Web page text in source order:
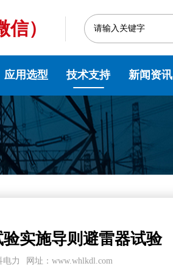
信）
应用选型 技术支持 新闻资讯
实施导则避雷器试验
电力 网址：www.whlkdl.com